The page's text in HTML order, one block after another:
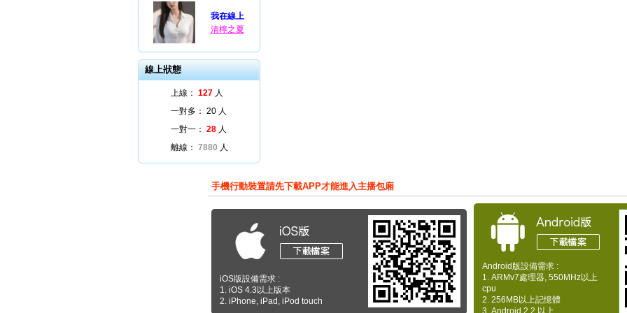
我在線上
清檸之夏
線上狀態
上線： 127 人
一對多： 20 人
一對一： 28 人
離線： 7880 人
手機行動裝置請先下載APP才能進入主播包廂
iOS版設備需求 :
1. iOS 4.3以上版本
2. iPhone, iPad, iPod touch
Android版設備需求 :
1. ARMv7處理器, 550MHz以上
cpu
2. 256MB以上記憶體
3. Android 2.2 以上